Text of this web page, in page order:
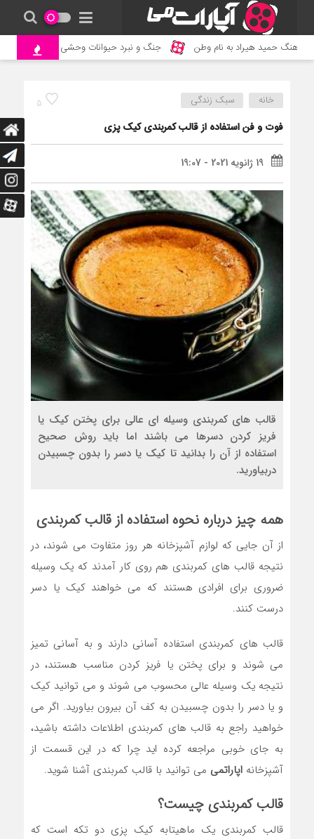
حمید هیراد به نام وطن جنگ و نبرد حیوانات وحشی – مستند حیات
5 خانه سبک زندگی
فوت و فن استفاده از قالب کمربندی کیک پزی
19 ژانویه 2021 - 19:07
قالب های کمربندی وسیله ای عالی برای پختن کیک یا
فریز کردن دسرها می باشند اما باید روش صحیح
استفاده از آن را بدانید تا کیک یا دسر را بدون چسبیدن
دربیاورید.
همه چیز درباره نحوه استفاده ازقالب کمربندی
از آن جایی که لوازم آشپزخانه هر روز متفاوت می شوند، در
نتیجه قالب های کمربندی هم روی کار آمدند که یک وسیله
ضروری برای افرادی هستند که می خواهند کیک یا دسر
درست کنند.
قالب های کمربندی استفاده آسانی دارند و به آسانی تمیز
می شوند و برای پختن یا فریز کردن مناسب هستند، در
نتیجه یک وسیله عالی محسوب می شوند و می توانید کیک
و یا دسر را بدون چسبیدن به کف آن بیرون بیاورید. اگر می
خواهید راجع به قالب های کمربندی اطلاعات داشته باشید،
به جای خوبی مراجعه کرده اید چرا که در این قسمت از
آشپزخانه اپاراتمی می توانید با قالب کمربندی آشنا شوید.
قالب کمربندی چیست؟
قالب کمربندی یک ماهیتابه کیک پزی دو تکه است که